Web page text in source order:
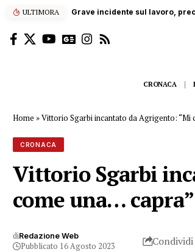
ULTIMORA “Enjoy’s Jazz… e non solo”:
CRONACA
Home »Vittorio Sgarbi incantato da Agrigento:
CRONACA
Vittorio Sgarbi
come una… capra”
diRedazione Web
Pubblicato 16 Agosto 2023 Condividi